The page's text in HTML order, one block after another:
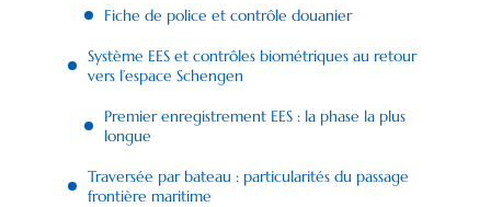
Fiche de police et contrôle douanier
Système EES et contrôles biométriques au retour
vers l’espace Schengen
Premier enregistrement EES : la phase la plus
longue
Traversée par bateau : particularités du passage
frontière maritime